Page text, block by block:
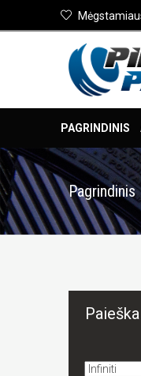
PAGRINDINIS
Pagrindinis